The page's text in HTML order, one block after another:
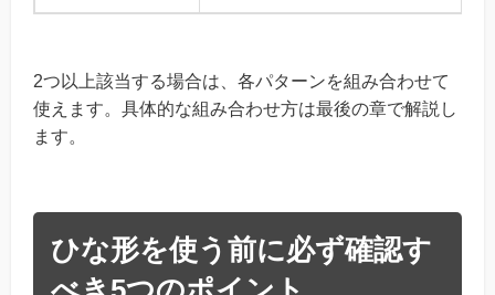
2つ以上該当する場合は、各パターンを組み合わせて
使えます。具体的な組み合わせ方は最後の章で解説し
ます。
ひな形を使う前に必ず確認す